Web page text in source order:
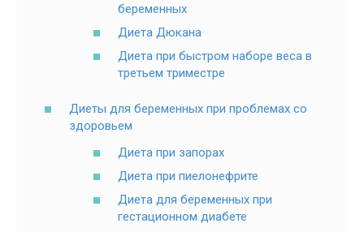
беременных
Диета Дюкана
Диета при быстром наборе веса в
третьем триместре
Диеты для беременных при проблемах со
здоровьем
Диета при запорах
Диета при пиелонефрите
Диета для беременных при
гестационном диабете